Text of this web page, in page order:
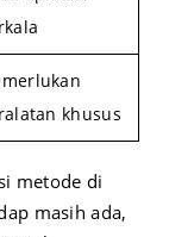
khusus
metode di
masih ada,